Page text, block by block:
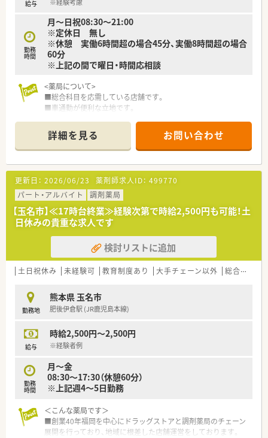
給与
勤務
時間
月～日祝08:30～21:00
※定休日 無し
※休憩 実働6時間超の場合45分、実働8時間超の場合
60分
※上記の間で曜日・時間応相談
<薬局について>
■総合科目を応需している店舗です。
■車通勤が便利な立地です。
<こんな方にオススメ>
■人数体制充実した店舗で勤務したい方
■大手調剤薬局の安定した経済基盤で、腰を据えて長く勤務した
い方
＼こんな企業です／
○全国に1,000店舗以上を展開する大手調剤薬局です。
○東京大学病院をはじめ全国の病院の敷地内に薬局を持ってい
ます。
病診薬連携を強化することで、地域にお住いの患者様に高度な
医療の提供を実現しています。
○全店「同一の機械・システム」を採用しており、且つ処方箋の応
需内容が多岐にわたる（敷地内・病院門前・医療モール・CL門前）
ので、
○長期就業＆自己研讃を続ける事で給与があがる仕組みになっ
ており、将来的に高年収も狙う事が出来ます。
○インターネットを使って処方薬の飲み方を遠隔指導する「オン
今後も病院の「敷地内薬局」の推進、女性客の取り込みを狙う
店舗でデザインの一新。
成長を続けています。
○どの店舗も、最新システムが整っています！
○各種研修制度充実！（入社時研修、新任薬局長研修、薬局長研
修、マネージャー研修、
認定薬剤師取得支援制度、各種学会参加、大学院奨学資金制
詳細を見る お問い合わせ
更新日： 2026/06/23 薬剤師求人ID： 499770
パート・アルバイト
調剤薬局
【玉名市】≪17時台終業≫経験次第で時給2,500円も可能！土
日休みの貴重な求人です
検討リストに追加
土日祝休み 未経験可 教育制度あり 大手チェーン以外 総合科目
勤務地
熊本県 玉名市
肥後伊倉駅 (JR鹿児島本線)
給与
時給2,500円～2,500円
※経験者例
勤務
時間
月～金
08:30～17:30（休憩60分）
※上記週4～5日勤務
＜こんな薬局です＞
■創業40年福岡を中心にドラッグストアと調剤薬局のチェーン
展開を行っており、地域に根差した店舗運営をしております。